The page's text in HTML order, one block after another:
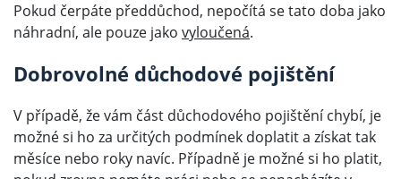
Pokud čerpáte předdůchod, nepočítá se tato doba jako
náhradní, ale pouze jako vyloučená.
Dobrovolné důchodové pojištění
V případě, že vám část důchodového pojištění chybí, je
možné si ho za určitých podmínek doplatit a získat tak
měsíce nebo roky navíc. Případně je možné si ho platit,